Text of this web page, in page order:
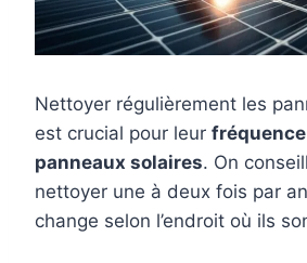
Nettoyer régulièrement les
est crucial pour leur
panneaux solaires. On
nettoyer une à deux fois par
change selon l’endroit où ils